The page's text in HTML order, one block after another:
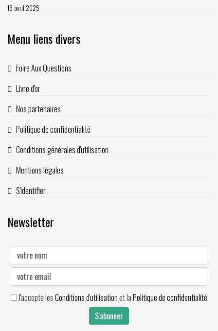
16 avril 2025
Menu liens divers
Foire Aux Questions
Livre d'or
Nos partenaires
Politique de confidentialité
Conditions générales d'utilisation
Mentions légales
S'identifier
Newsletter
J'accepte lesConditions d'utilisationet laPolitique de confidentialité